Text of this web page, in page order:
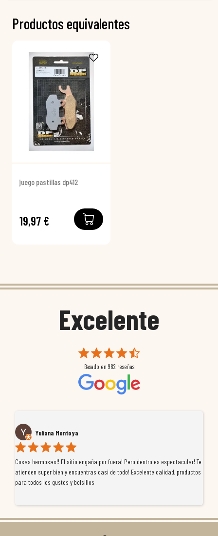
Productos equivalentes
juego pastillas dp412
19,97 €
Excelente
Basado en 982 reseñas
Yuliana Montoya
Cosas hermosas!! El sitio engaña por fuera! Pero dentro es espectacular! Te
atienden super bien y encuentras casi de todo! Excelente calidad, productos
para todos los gustos y bolsillos